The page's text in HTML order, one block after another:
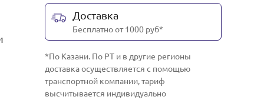
Доставка
Бесплатно от 1000 руб*
*По Казани. По РТ и в другие регионы
доставка осуществляется с помощью
транспортной компании, тариф
высчитывается индивидуально